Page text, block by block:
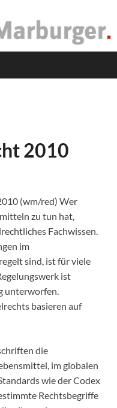
2010
(wm/red) Wer
zu tun hat,
Fachwissen.
im
sind, ist für viele
ist
unterworfen.
basieren auf
die
im globalen
wie der Codex
Rechtsbegriffe